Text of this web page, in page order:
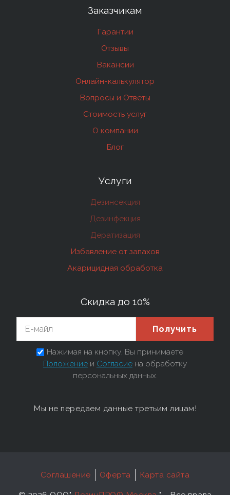
Заказчикам
Гарантии
Отзывы
Вакансии
Онлайн-калькулятор
Вопросы и Ответы
Стоимость услуг
О компании
Блог
Услуги
Дезинсекция
Дезинфекция
Дератизация
Избавление от запахов
Акарицидная обработка
Скидка до 10%
Получить
Нажимая на кнопку, Вы принимаете
Положение и Согласие на обработку
персональных данных.
Мы не передаем данные третьим лицам!
Соглашение Оферта Карта сайта